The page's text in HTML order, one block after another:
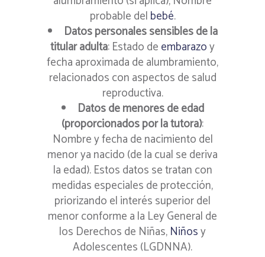
probable delbebé.
Datos personales sensibles de la
titular adulta: Estado deembarazoy
fecha aproximada de alumbramiento,
relacionados con aspectos de salud
reproductiva.
Datos de menores de edad
(proporcionados por la tutora):
Nombre y fecha de nacimiento del
menor ya nacido (de la cual se deriva
la edad). Estos datos se tratan con
medidas especiales de protección,
priorizando el interés superior del
menor conforme a la Ley General de
los Derechos de Niñas,Niñosy
Adolescentes (LGDNNA).